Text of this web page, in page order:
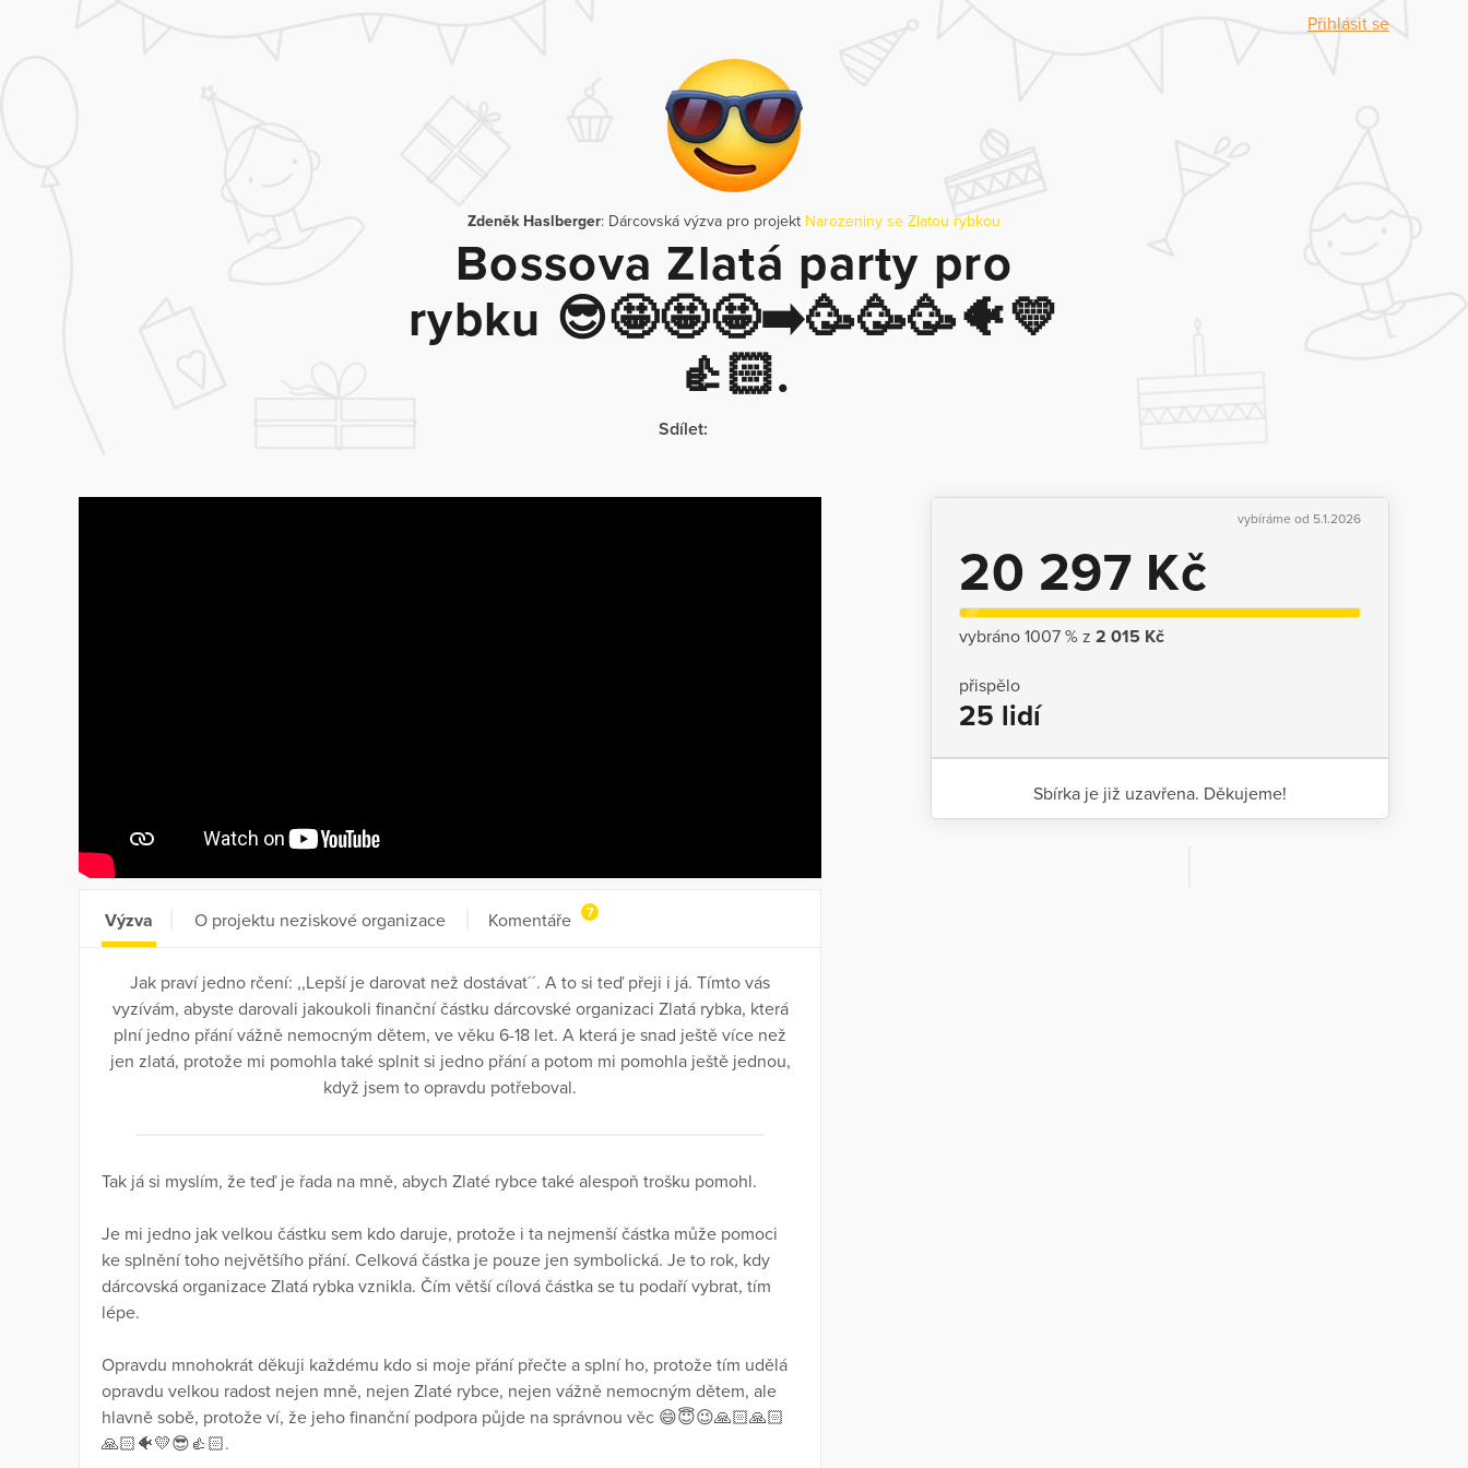
Přihlásit se
Zdeněk Haslberger: Dárcovská výzva pro projekt Narozeniny se Zlatou rybkou
Bossova Zlatá party pro
rybku 😎🤩🤩🤩➡️🥳🥳🥳🐠💛
👍🏻.
Sdílet:
vybíráme od 5.1.2026
20 297 Kč
vybráno 1007 % z 2 015 Kč
přispělo
25 lidí
Sbírka je již uzavřena. Děkujeme!
Výzva O projektu neziskové organizace Komentáře 7
Jak praví jedno rčení: ,,Lepší je darovat než dostávat´´. A to si teď přeji i já. Tímto vás
vyzívám, abyste darovali jakoukoli finanční částku dárcovské organizaci Zlatá rybka, která
plní jedno přání vážně nemocným dětem, ve věku 6-18 let. A která je snad ještě více než
jen zlatá, protože mi pomohla také splnit si jedno přání a potom mi pomohla ještě jednou,
když jsem to opravdu potřeboval.
Tak já si myslím, že teď je řada na mně, abych Zlaté rybce také alespoň trošku pomohl.
Je mi jedno jak velkou částku sem kdo daruje, protože i ta nejmenší částka může pomoci
ke splnění toho největšího přání. Celková částka je pouze jen symbolická. Je to rok, kdy
dárcovská organizace Zlatá rybka vznikla. Čím větší cílová částka se tu podaří vybrat, tím
lépe.
Opravdu mnohokrát děkuji každému kdo si moje přání přečte a splní ho, protože tím udělá
opravdu velkou radost nejen mně, nejen Zlaté rybce, nejen vážně nemocným dětem, ale
hlavně sobě, protože ví, že jeho finanční podpora půjde na správnou věc 😄😇😉🙏🏻🙏🏻
🙏🏻🐠💛😎👍🏻.